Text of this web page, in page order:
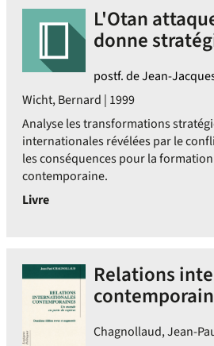
L'Otan
donne
postf. de Jean-
Wicht, Bernard | 1999
Analyse les transformations
internationales révélées par le
les conséquences pour la
contemporaine.
Livre
Relations
Chagnollaud, Jean-